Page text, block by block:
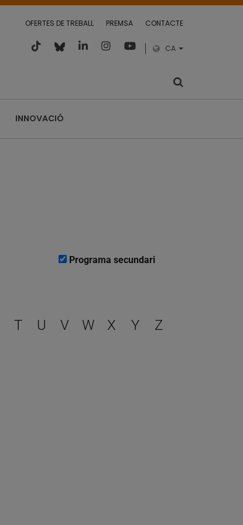
OFERTES DE TREBALL PREMSA CONTACTE
CA
INNOVACIÓ
Programa secundari
T U V W X Y Z